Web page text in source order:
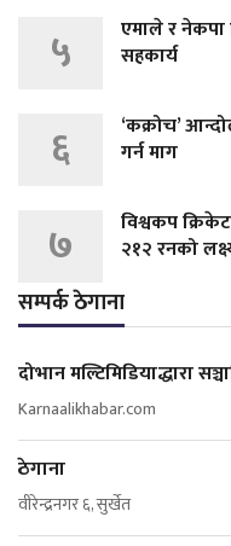
५
एमाले र नेकपा
सहकार्य
६
‘कक्रोच’
गर्न माग
७
विश्वकप
२१२ रनको
सम्पर्क ठेगाना
दोभान मल्टिमिडियाद्धारा
Karnaalikhabar.com
ठेगाना
वीरेन्द्रनगर ६, सुर्खेत